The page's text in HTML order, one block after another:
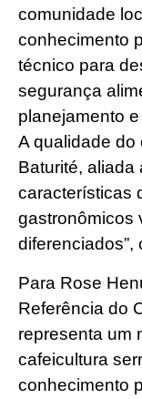
comunidade
conhecimento
técnico para
segurança
planejamento
A qualidade do
Baturité, aliada
características
gastronômicos
diferenciados”,
Para Rose
Referência do
representa um
cafeicultura
conhecimento